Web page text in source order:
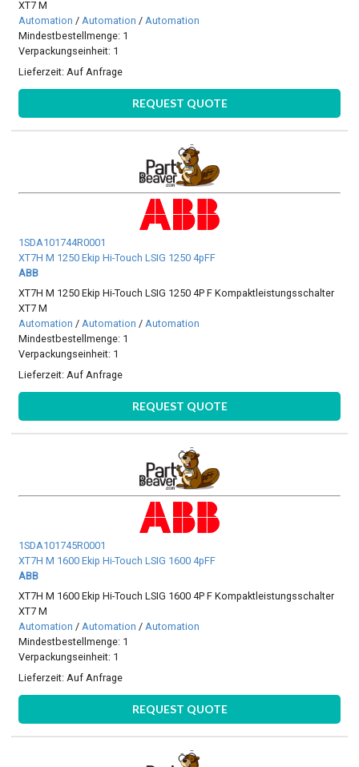
XT7 M
Automation /Automation /Automation
Mindestbestellmenge: 1
Verpackungseinheit: 1
Lieferzeit: Auf Anfrage
REQUEST QUOTE
1SDA101744R0001
XT7H M 1250 Ekip Hi-Touch LSIG 1250 4pFF
ABB
XT7H M 1250 Ekip Hi-Touch LSIG 1250 4P F Kompaktleistungsschalter
XT7 M
Automation /Automation /Automation
Mindestbestellmenge: 1
Verpackungseinheit: 1
Lieferzeit: Auf Anfrage
REQUEST QUOTE
1SDA101745R0001
XT7H M 1600 Ekip Hi-Touch LSIG 1600 4pFF
ABB
XT7H M 1600 Ekip Hi-Touch LSIG 1600 4P F Kompaktleistungsschalter
XT7 M
Automation /Automation /Automation
Mindestbestellmenge: 1
Verpackungseinheit: 1
Lieferzeit: Auf Anfrage
REQUEST QUOTE